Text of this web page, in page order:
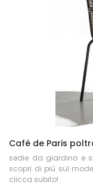
Café de Paris
sedie da giardino e
scopri di più sul
clicca subito!